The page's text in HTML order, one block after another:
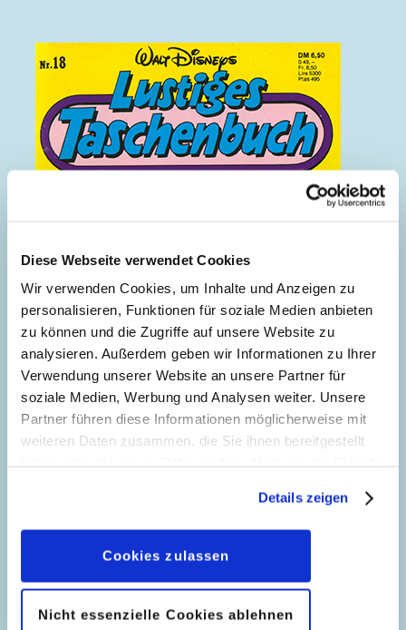
Diese Webseite verwendet Cookies
Wir verwenden Cookies, um Inhalte und Anzeigen zu
personalisieren, Funktionen für soziale Medien anbieten
zu können und die Zugriffe auf unsere Website zu
analysieren. Außerdem geben wir Informationen zu Ihrer
Verwendung unserer Website an unsere Partner für
soziale Medien, Werbung und Analysen weiter. Unsere
Partner führen diese Informationen möglicherweise mit
weiteren Daten zusammen, die Sie ihnen bereitgestellt
geben, können Sie diese jederzeit in der
Datenschutzerklärungwieder widerrufen.
Details zeigen
Cookies zulassen
Nicht essenzielle Cookies ablehnen